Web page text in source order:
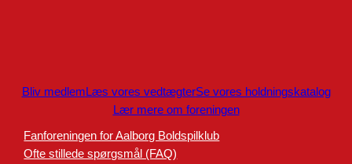
Bliv medlemLæs vores vedtægterSe vores holdningskatalog
Lær mere om foreningen
Fanforeningen for Aalborg Boldspilklub
Ofte stillede spørgsmål (FAQ)